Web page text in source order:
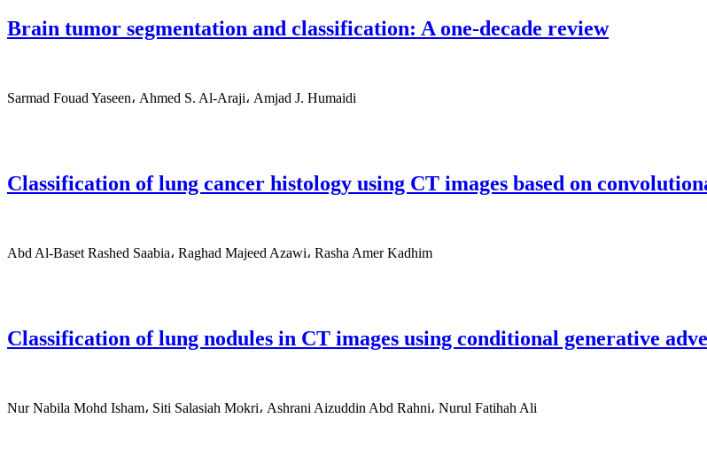
Brain tumor segmentation and classification: A one-decade review
Sarmad Fouad Yaseen، Ahmed S. Al-Araji، Amjad J. Humaidi
Classification of lung cancer histology using CT images based on
Abd Al-Baset Rashed Saabia، Raghad Majeed Azawi، Rasha Amer Kadhim
Classification of lung nodules in CT images using conditional generative
Nur Nabila Mohd Isham، Siti Salasiah Mokri، Ashrani Aizuddin Abd Rahni، Nurul Fatihah Ali